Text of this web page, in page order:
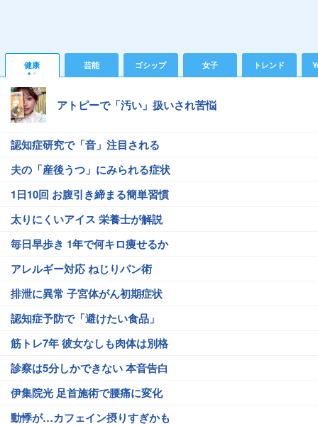
健康 芸能 ゴシップ 女子 トレンド
アトピーで「汚い」扱いされ苦悩
認知症研究で「音」注目される
夫の「産後うつ」にみられる症状
1日10回 お腹引き締まる簡単習慣
太りにくいアイス 栄養士が解説
毎日早歩き 1年で何キロ痩せるか
アレルギー対応 ねじりパン術
排泄に異常 子宮体がん初期症状
認知症予防で「避けたい食品」
筋トレ7年 彼女なしも肉体は別格
診察は5分しかできない 本音告白
伊集院光 足首施術で腰痛に変化
動悸が…カフェイン摂りすぎかも